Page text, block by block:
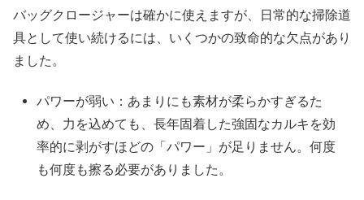
バッグクロージャーは確かに使えますが、日常的な掃除道
具として使い続けるには、いくつかの致命的な欠点があり
ました。
パワーが弱い：あまりにも素材が柔らかすぎるた
め、力を込めても、長年固着した強固なカルキを効
率的に剥がすほどの「パワー」が足りません。何度
も何度も擦る必要がありました。